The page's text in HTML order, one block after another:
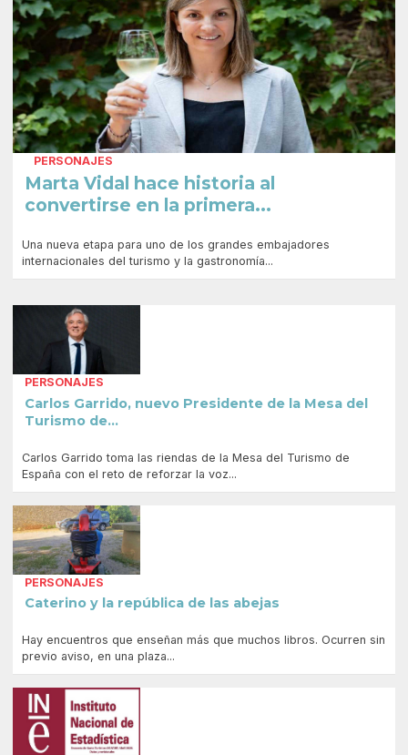
PERSONAJES
Marta Vidal hace historia al
convertirse en la primera...
Una nueva etapa para uno de los grandes embajadores
internacionales del turismo y la gastronomía...
PERSONAJES
Carlos Garrido, nuevo Presidente de la Mesa del
Turismo de...
Carlos Garrido toma las riendas de la Mesa del Turismo de
España con el reto de reforzar la voz...
PERSONAJES
Caterino y la república de las abejas
Hay encuentros que enseñan más que muchos libros. Ocurren sin
previo aviso, en una plaza...